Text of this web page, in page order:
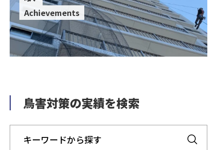
Achievements
鳥害対策の実績を検索